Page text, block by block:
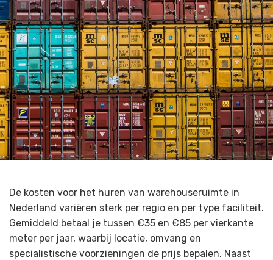
CONTACT
De kosten voor het huren van warehouseruimte in
Nederland variëren sterk per regio en per type faciliteit.
Gemiddeld betaal je tussen €35 en €85 per vierkante
meter per jaar, waarbij locatie, omvang en
specialistische voorzieningen de prijs bepalen. Naast